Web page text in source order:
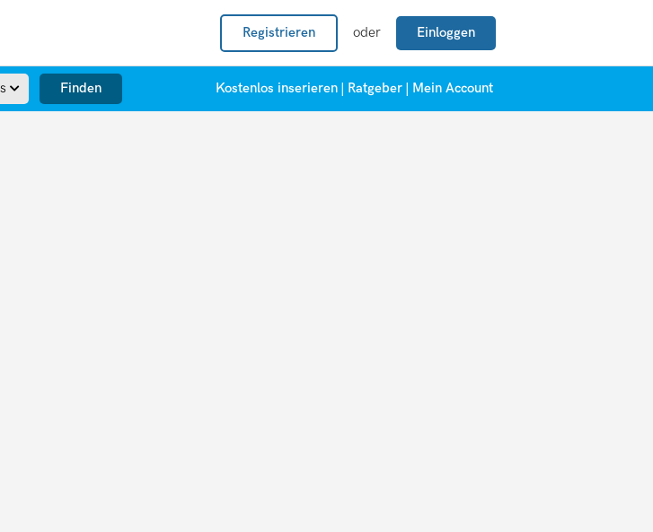
Registrieren oder Einloggen
Finden Kostenlos inserieren Ratgeber Mein Account